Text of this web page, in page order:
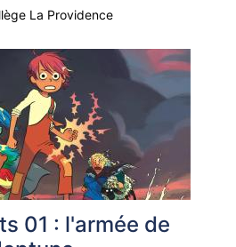
La Providence
01 : l'armée de